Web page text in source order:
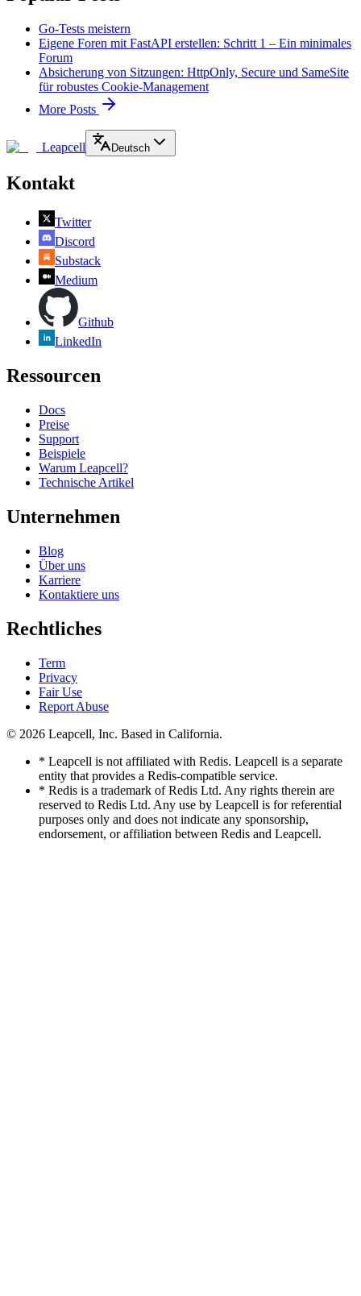
Go-Tests meistern
Eigene Foren mit FastAPI erstellen: Schritt 1 – Ein minimales
Forum
Absicherung von Sitzungen: HttpOnly, Secure und SameSite
für robustes Cookie-Management
More Posts
Leapcell Deutsch
Kontakt
Twitter
Discord
Substack
Medium
Github
LinkedIn
Ressourcen
Docs
Preise
Support
Beispiele
Warum Leapcell?
Technische Artikel
Unternehmen
Blog
Über uns
Karriere
Kontaktiere uns
Rechtliches
Term
Privacy
Fair Use
Report Abuse
© 2026 Leapcell, Inc. Based in California.
* Leapcell is not affiliated with Redis. Leapcell is a separate
entity that provides a Redis-compatible service.
* Redis is a trademark of Redis Ltd. Any rights therein are
reserved to Redis Ltd. Any use by Leapcell is for referential
purposes only and does not indicate any sponsorship,
endorsement, or affiliation between Redis and Leapcell.